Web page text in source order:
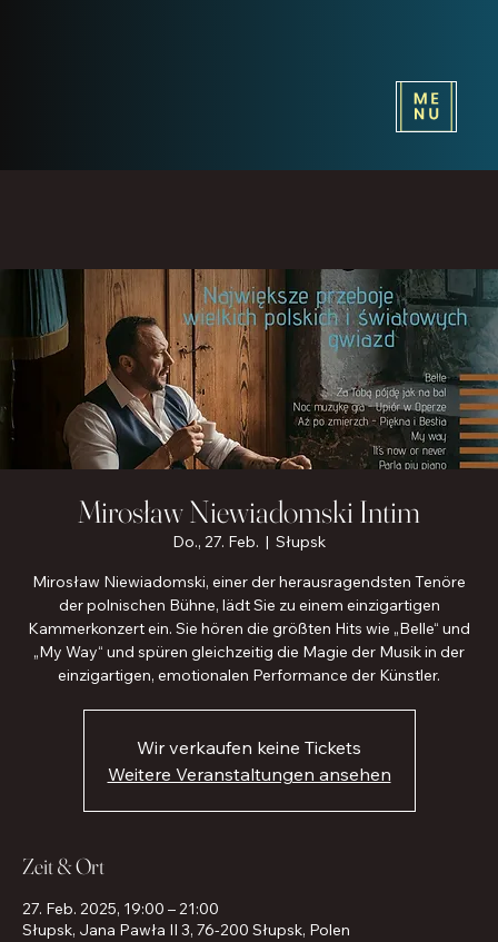
Mirosław Niewiadomski Intim
Do., 27. Feb.
  |
Słupsk
Mirosław Niewiadomski, einer der herausragendsten Tenöre
der polnischen Bühne, lädt Sie zu einem einzigartigen
Kammerkonzert ein. Sie hören die größten Hits wie „Belle“ und
„My Way“ und spüren gleichzeitig die Magie der Musik in der
einzigartigen, emotionalen Performance der Künstler.
Wir verkaufen keine Tickets
Weitere Veranstaltungen ansehen
Zeit & Ort
27. Feb. 2025, 19:00 – 21:00
Słupsk, Jana Pawła II 3, 76-200 Słupsk, Polen